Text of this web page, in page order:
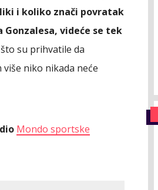
i koliko znači povratak
videće se tek
su prihvatile da
niko nikada neće
Mondo sportske